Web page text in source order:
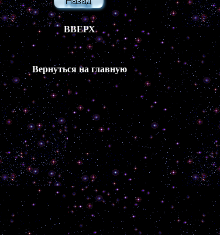
ВВЕРХ
Вернуться на главную